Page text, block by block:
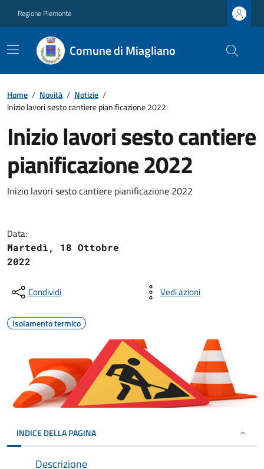
Regione Piemonte
Comune di Miagliano
Home / Novità / Notizie /
Inizio lavori sesto cantiere pianificazione 2022
Inizio lavori sesto cantiere
pianificazione 2022
Inizio lavori sesto cantiere pianificazione 2022
Data:
Martedì, 18 Ottobre
2022
Condividi Vedi azioni
Isolamento termico
INDICE DELLA PAGINA
Descrizione